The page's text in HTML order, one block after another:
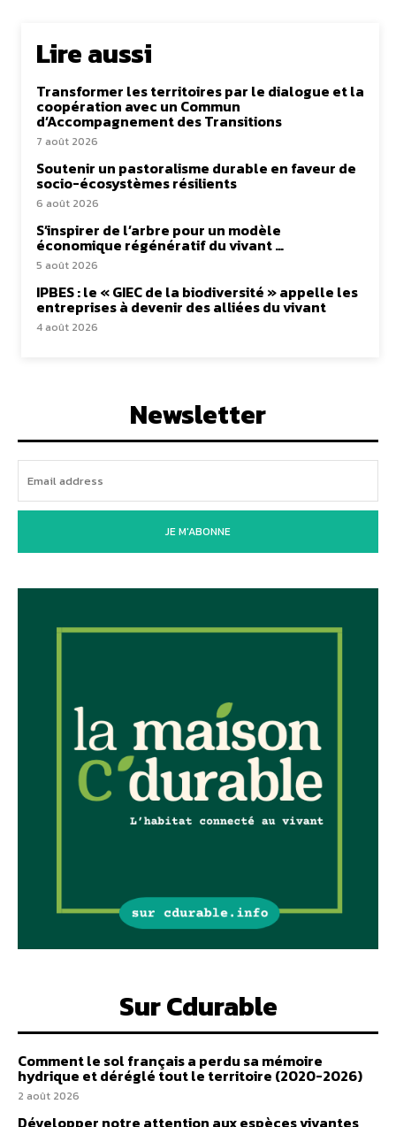
Lire aussi
Transformer les territoires par le dialogue et la
coopération avec un Commun
d’Accompagnement des Transitions
7 août 2026
Soutenir un pastoralisme durable en faveur de
socio-écosystèmes résilients
6 août 2026
S’inspirer de l’arbre pour un modèle
économique régénératif du vivant …
5 août 2026
IPBES : le « GIEC de la biodiversité » appelle les
entreprises à devenir des alliées du vivant
4 août 2026
Newsletter
JE M'ABONNE
Sur Cdurable
Comment le sol français a perdu sa mémoire
hydrique et déréglé tout le territoire (2020-2026)
2 août 2026
Développer notre attention aux espèces vivantes